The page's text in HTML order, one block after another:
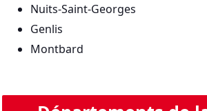
Nuits-Saint-Georges
Genlis
Montbard